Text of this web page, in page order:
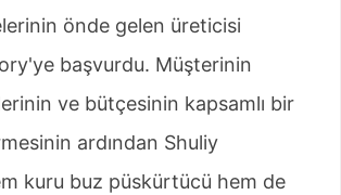
önde gelen üreticisi
başvurdu. Müşterinin
ve bütçesinin kapsamlı bir
ardından Shuliy
kuru buz püskürtücü hem de